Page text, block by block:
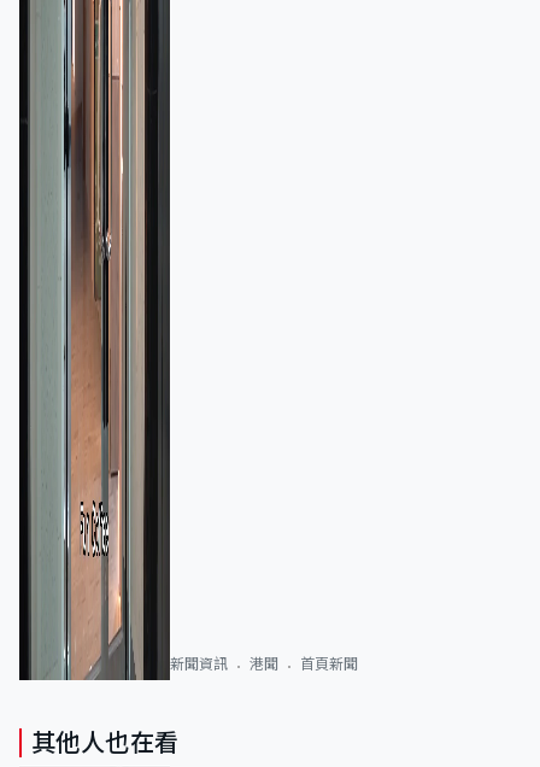
新聞資訊 港聞 首頁新聞
其他人也在看